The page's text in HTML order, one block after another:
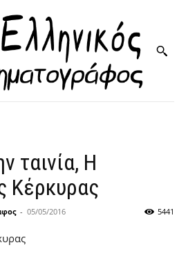
ταινία, Η
Κέρκυρας
- 05/05/2016 5441